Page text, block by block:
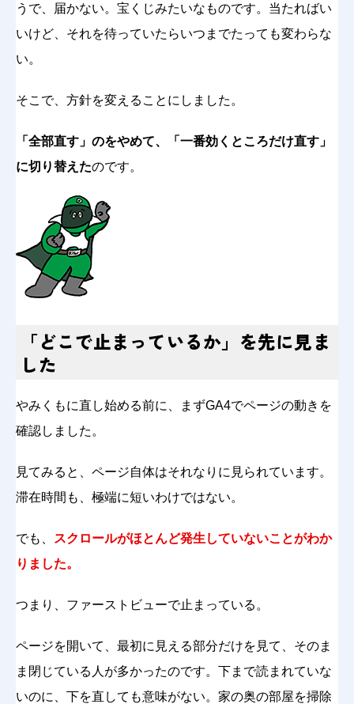
うで、届かない。宝くじみたいなものです。当たればい
いけど、それを待っていたらいつまでたっても変わらな
い。
そこで、方針を変えることにしました。
「全部直す」のをやめて、「一番効くところだけ直す」
に切り替えたのです。
「どこで止まっているか」を先に見ま
した
やみくもに直し始める前に、まずGA4でページの動きを
確認しました。
見てみると、ページ自体はそれなりに見られています。
滞在時間も、極端に短いわけではない。
でも、
スクロールがほとんど発生していないことがわか
りました。
つまり、ファーストビューで止まっている。
ページを開いて、最初に見える部分だけを見て、そのま
ま閉じている人が多かったのです。下まで読まれていな
いのに、下を直しても意味がない。家の奥の部屋を掃除